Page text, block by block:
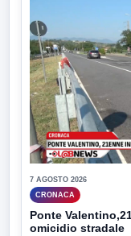
7 AGOSTO 2026
CRONACA
Ponte
omicidio stradale